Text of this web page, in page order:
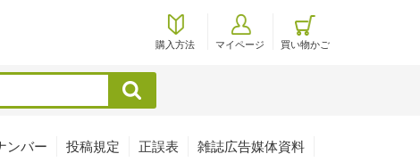
購入方法 マイページ 買い物かご
検索
ンバー 投稿規定 正誤表 雑誌広告媒体資料